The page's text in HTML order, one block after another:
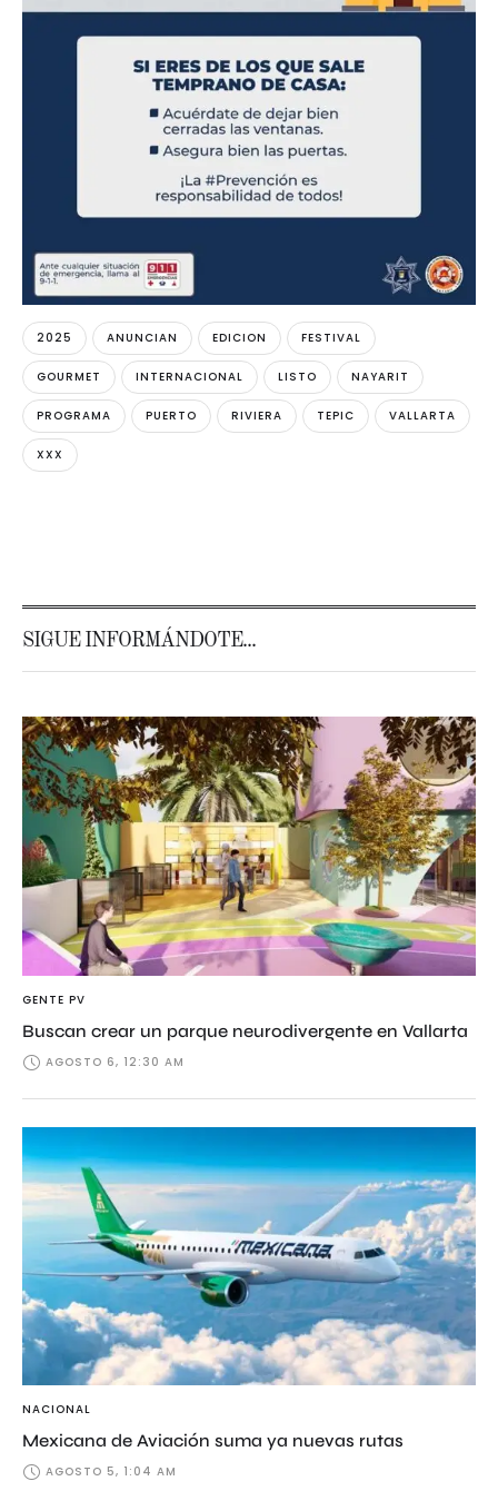
2025 ANUNCIAN EDICION FESTIVAL
GOURMET INTERNACIONAL LISTO NAYARIT
PROGRAMA PUERTO RIVIERA TEPIC VALLARTA
XXX
SIGUE INFORMÁNDOTE...
GENTE PV
Buscan crear un parque neurodivergente en Vallarta
AGOSTO 6, 12:30 AM
NACIONAL
Mexicana de Aviación suma ya nuevas rutas
AGOSTO 5, 1:04 AM